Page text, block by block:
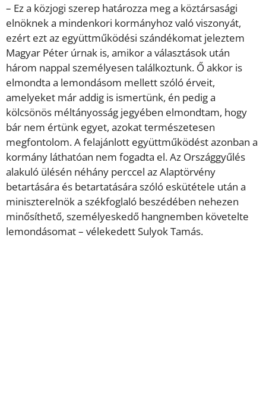
– Ez a közjogi szerep határozza meg a köztársasági
elnöknek a mindenkori kormányhoz való viszonyát,
ezért ezt az együttműködési szándékomat jeleztem
Magyar Péter úrnak is, amikor a választások után
három nappal személyesen találkoztunk. Ő akkor is
elmondta a lemondásom mellett szóló érveit,
amelyeket már addig is ismertünk, én pedig a
kölcsönös méltányosság jegyében elmondtam, hogy
bár nem értünk egyet, azokat természetesen
megfontolom. A felajánlott együttműködést azonban a
kormány láthatóan nem fogadta el. Az Országgyűlés
alakuló ülésén néhány perccel az Alaptörvény
betartására és betartatására szóló eskütétele után a
miniszterelnök a székfoglaló beszédében nehezen
minősíthető, személyeskedő hangnemben követelte
lemondásomat – vélekedett Sulyok Tamás.